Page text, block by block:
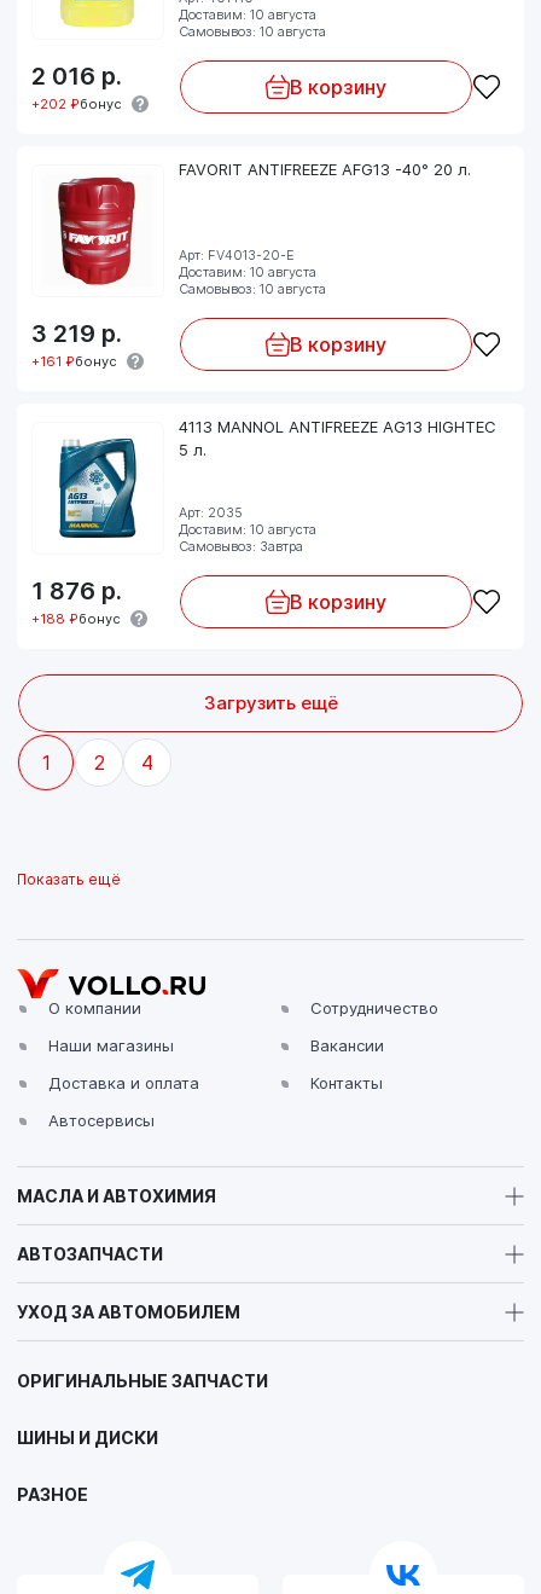
Доставим: 10 августа
Самовывоз: 10 августа
2 016 р.
+202 ₽бонус
В корзину
FAVORIT ANTIFREEZE AFG13 -40° 20 л.
Арт: FV4013-20-E
Доставим: 10 августа
Самовывоз: 10 августа
3 219 р.
+161 ₽бонус
В корзину
4113 MANNOL ANTIFREEZE AG13 HIGHTEC
5 л.
Арт: 2035
Доставим: 10 августа
Самовывоз: Завтра
1 876 р.
+188 ₽бонус
В корзину
Загрузить ещё
1 2 4
Показать ещё
О компании
Наши магазины
Доставка и оплата
Автосервисы
Сотрудничество
Вакансии
Контакты
МАСЛА И АВТОХИМИЯ
АВТОЗАПЧАСТИ
УХОД ЗА АВТОМОБИЛЕМ
ОРИГИНАЛЬНЫЕ ЗАПЧАСТИ
ШИНЫ И ДИСКИ
РАЗНОЕ